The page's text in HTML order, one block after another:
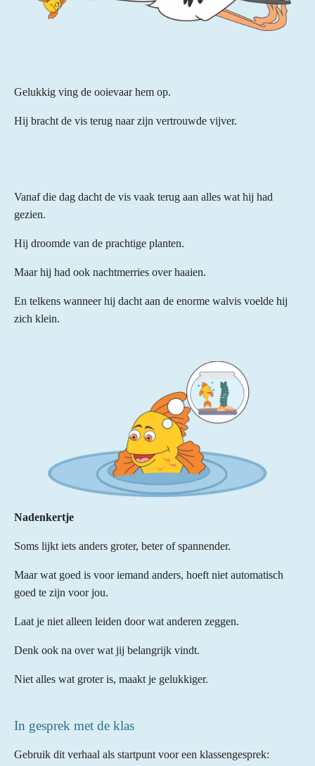
Gelukkig ving de ooievaar hem op.
Hij bracht de vis terug naar zijn vertrouwde vijver.
Vanaf die dag dacht de vis vaak terug aan alles wat hij had
gezien.
Hij droomde van de prachtige planten.
Maar hij had ook nachtmerries over haaien.
En telkens wanneer hij dacht aan de enorme walvis voelde hij
zich klein.
Nadenkertje
Soms lijkt iets anders groter, beter of spannender.
Maar wat goed is voor iemand anders, hoeft niet automatisch
goed te zijn voor jou.
Laat je niet alleen leiden door wat anderen zeggen.
Denk ook na over wat jij belangrijk vindt.
Niet alles wat groter is, maakt je gelukkiger.
In gesprek met de klas
Gebruik dit verhaal als startpunt voor een klassengesprek: